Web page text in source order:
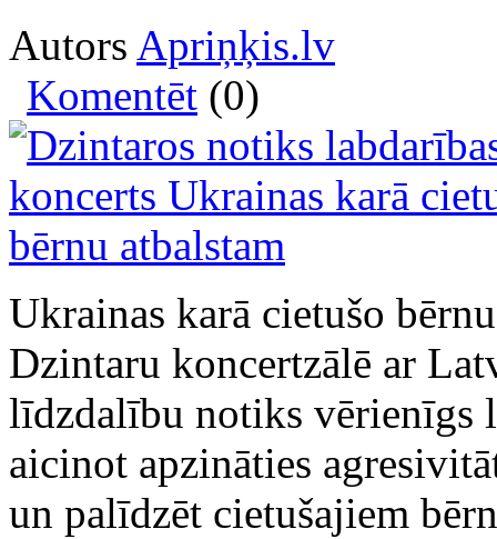
Autors Apriņķis.lv
Komentēt (0)
Ukrainas karā cietušo
Dzintaru koncertzālē ar
līdzdalību notiks vērienīgs
aicinot apzināties
un palīdzēt cietušajiem